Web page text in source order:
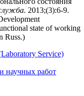
2013;(3):6‑9.
state of working
Russ.)